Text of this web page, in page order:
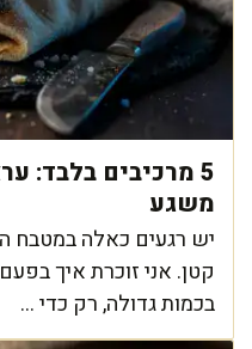
5 מרכיבים בלבד:
משגע
יש רגעים כאלה במטבח
קטן. אני זוכרת איך
בכמות גדולה, רק כדי ...